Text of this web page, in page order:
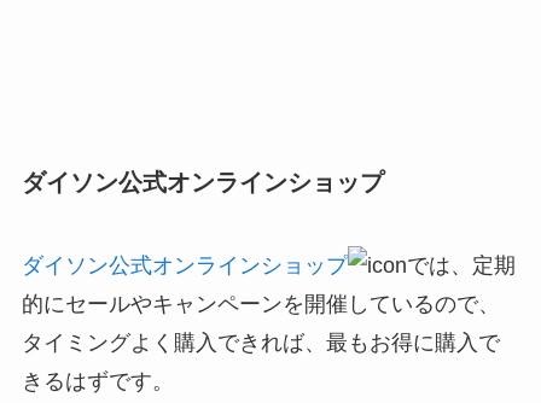
ダイソン公式オンラインショップ
ダイソン公式オンラインショップ
では、定期
的にセールやキャンペーンを開催しているので、
タイミングよく購入できれば、最もお得に購入で
きるはずです。